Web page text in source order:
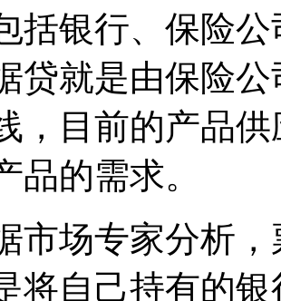
括银行、保险
贷就是由保险
，目前的产品
品的需求。
市场专家分析
将自己持有的